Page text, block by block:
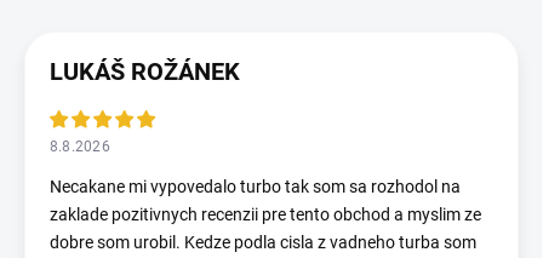
LUKÁŠ ROŽÁNEK
8.8.2026
Necakane mi vypovedalo turbo tak som sa rozhodol na
zaklade pozitivnych recenzii pre tento obchod a myslim ze
dobre som urobil. Kedze podla cisla z vadneho turba som